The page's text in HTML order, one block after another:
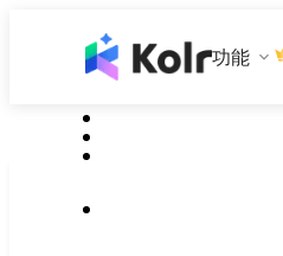
功能